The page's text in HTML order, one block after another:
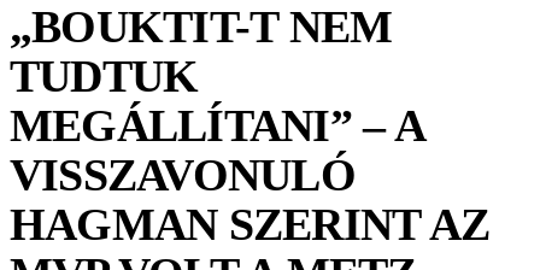
„BOUKTIT-T NEM
TUDTUK
MEGÁLLÍTANI” – A
VISSZAVONULÓ
HAGMAN SZERINT AZ